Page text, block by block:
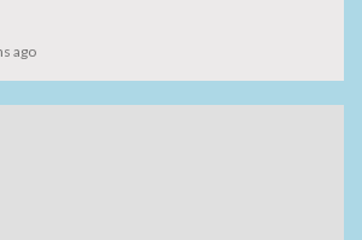
ago